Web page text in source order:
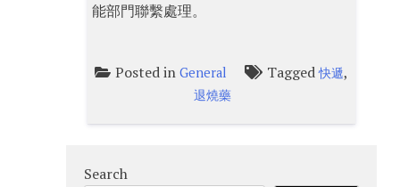
能部門聯繫處理。
Posted inGeneral Tagged快遞,
退燒藥
Search